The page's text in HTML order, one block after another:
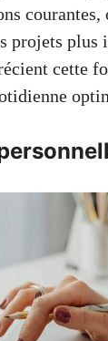
courantes,
projets plus
cette